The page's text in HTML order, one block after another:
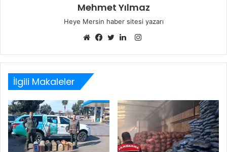
Mehmet Yılmaz
Heye Mersin haber sitesi yazarı
sitesi
Instagram
İlgili Makaleler